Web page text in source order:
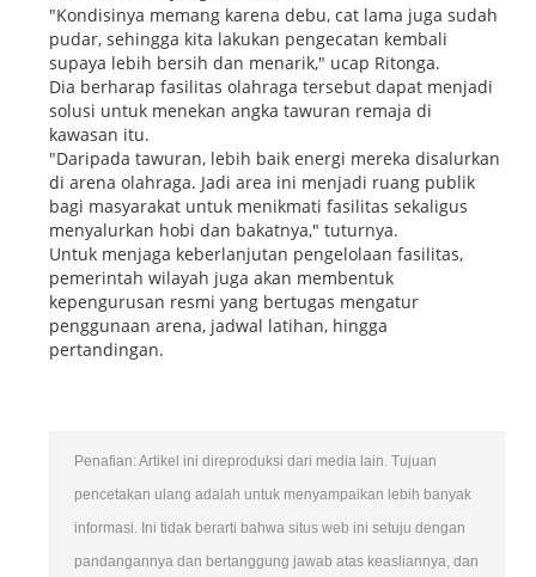
"Kondisinya memang karena debu, cat lama juga sudah
pudar, sehingga kita lakukan pengecatan kembali
supaya lebih bersih dan menarik," ucap Ritonga.
Dia berharap fasilitas olahraga tersebut dapat menjadi
solusi untuk menekan angka tawuran remaja di
kawasan itu.
"Daripada tawuran, lebih baik energi mereka disalurkan
di arena olahraga. Jadi area ini menjadi ruang publik
bagi masyarakat untuk menikmati fasilitas sekaligus
menyalurkan hobi dan bakatnya," tuturnya.
Untuk menjaga keberlanjutan pengelolaan fasilitas,
pemerintah wilayah juga akan membentuk
kepengurusan resmi yang bertugas mengatur
penggunaan arena, jadwal latihan, hingga
pertandingan.
Penafian: Artikel ini direproduksi dari media lain. Tujuan
pencetakan ulang adalah untuk menyampaikan lebih banyak
informasi. Ini tidak berarti bahwa situs web ini setuju dengan
pandangannya dan bertanggung jawab atas keasliannya, dan